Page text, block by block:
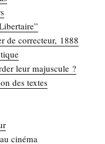
de cor­rec­teur, 1888
leur majuscule ?
des textes
cinéma